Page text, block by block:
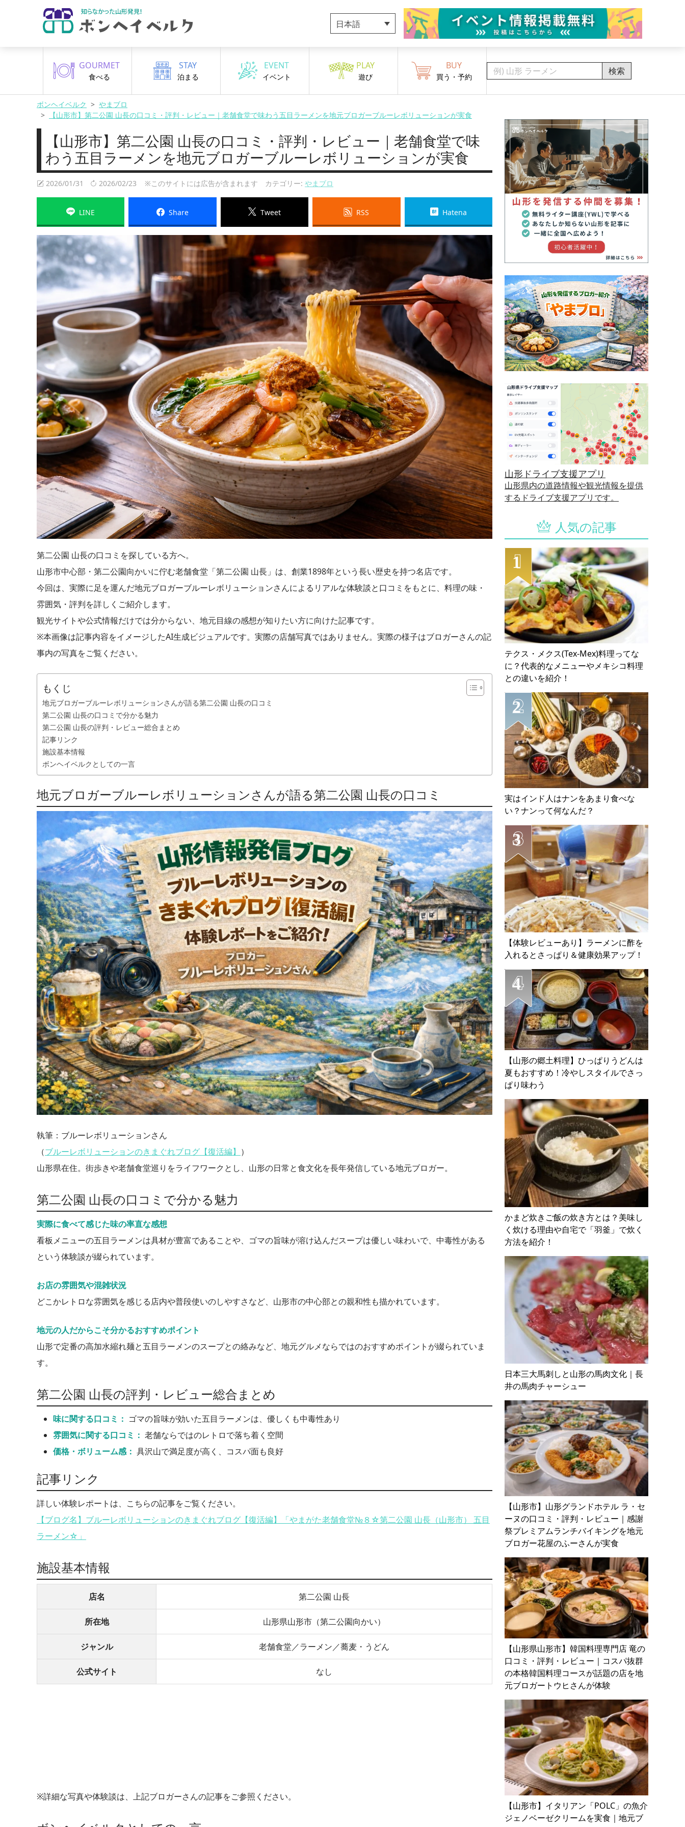
日本語
GOURMET
食べる
STAY
泊まる
EVENT
イベント
PLAY
遊び
BUY
買う・予約
検索
ボンヘイベルク
やまブロ
【山形市】第二公園 山長の口コミ・評判・レビュー｜老舗食堂で味わう五目ラーメンを地元ブロガーブルーレボリューションが実食
【山形市】第二公園 山長の口コミ・評判・レビュー｜老舗食堂で味
わう五目ラーメンを地元ブロガーブルーレボリューションが実食
2026/01/31 2026/02/23 ※このサイトには広告が含まれます カテゴリー: やまブロ
LINE Share Tweet RSS Hatena
第二公園 山長の口コミを探している方へ。
山形市中心部・第二公園向かいに佇む老舗食堂「第二公園 山長」は、創業1898年という長い歴史を持つ名店です。
今回は、実際に足を運んだ地元ブロガーブルーレボリューションさんによるリアルな体験談と口コミをもとに、料理の味・
雰囲気・評判を詳しくご紹介します。
観光サイトや公式情報だけでは分からない、地元目線の感想が知りたい方に向けた記事です。
※本画像は記事内容をイメージしたAI生成ビジュアルです。実際の店舗写真ではありません。実際の様子はブロガーさんの記
事内の写真をご覧ください。
もくじ
地元ブロガーブルーレボリューションさんが語る第二公園 山長の口コミ
第二公園 山長の口コミで分かる魅力
第二公園 山長の評判・レビュー総合まとめ
記事リンク
施設基本情報
ボンヘイベルクとしての一言
地元ブロガーブルーレボリューションさんが語る第二公園 山長の口コミ
執筆：ブルーレボリューションさん
（ブルーレボリューションのきまぐれブログ【復活編】 ）
山形県在住。街歩きや老舗食堂巡りをライフワークとし、山形の日常と食文化を長年発信している地元ブロガー。
第二公園 山長の口コミで分かる魅力
実際に食べて感じた味の率直な感想
看板メニューの五目ラーメンは具材が豊富であることや、ゴマの旨味が溶け込んだスープは優しい味わいで、中毒性がある
という体験談が綴られています。
お店の雰囲気や混雑状況
どこかレトロな雰囲気を感じる店内や普段使いのしやすさなど、山形市の中心部との親和性も描かれています。
地元の人だからこそ分かるおすすめポイント
山形で定番の高加水縮れ麺と五目ラーメンのスープとの絡みなど、地元グルメならではのおすすめポイントが綴られていま
す。
第二公園 山長の評判・レビュー総合まとめ
味に関する口コミ： ゴマの旨味が効いた五目ラーメンは、優しくも中毒性あり
雰囲気に関する口コミ： 老舗ならではのレトロで落ち着く空間
価格・ボリューム感： 具沢山で満足度が高く、コスパ面も良好
記事リンク
詳しい体験レポートは、こちらの記事をご覧ください。
【ブログ名】ブルーレボリューションのきまぐれブログ【復活編】「やまがた老舗食堂№８☆第二公園 山長（山形市） 五目
ラーメン☆」
施設基本情報
店名 第二公園 山長
所在地 山形県山形市（第二公園向かい）
ジャンル 老舗食堂／ラーメン／蕎麦・うどん
公式サイト なし
※詳細な写真や体験談は、上記ブロガーさんの記事をご参照ください。
山形ドライブ支援アプリ
山形県内の道路情報や観光情報を提供
するドライブ支援アプリです。
人気の記事
テクス・メクス(Tex-Mex)料理ってな
に？代表的なメニューやメキシコ料理
との違いを紹介！
実はインド人はナンをあまり食べな
い？ナンって何なんだ？
【体験レビューあり】ラーメンに酢を
入れるとさっぱり＆健康効果アップ！
【山形の郷土料理】ひっぱりうどんは
夏もおすすめ！冷やしスタイルでさっ
ぱり味わう
かまど炊きご飯の炊き方とは？美味し
く炊ける理由や自宅で「羽釜」で炊く
方法を紹介！
日本三大馬刺しと山形の馬肉文化｜長
井の馬肉チャーシュー
【山形市】山形グランドホテル ラ・セ
ーヌの口コミ・評判・レビュー｜感謝
祭プレミアムランチバイキングを地元
ブロガー花屋のふーさんが実食
【山形県山形市】韓国料理専門店 竜の
口コミ・評判・レビュー｜コスパ抜群
の本格韓国料理コースが話題の店を地
元ブロガートウヒさんが体験
【山形市】イタリアン「POLC」の魚介
ジェノベーゼクリームを実食｜地元ブ